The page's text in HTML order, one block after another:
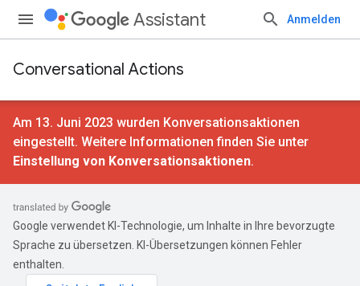
Assistant Anmelden
Conversational Actions
Am 13. Juni 2023 wurden Konversationsaktionen
eingestellt. Weitere Informationen finden Sie unter
Einstellung von Konversationsaktionen.
Google verwendet KI-Technologie, um Inhalte in Ihre bevorzugte
Sprache zu übersetzen. KI-Übersetzungen können Fehler
enthalten.